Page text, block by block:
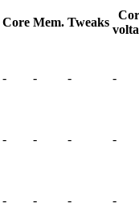
Core Mem. Tweaks
- - - -
- - - -
- - - -